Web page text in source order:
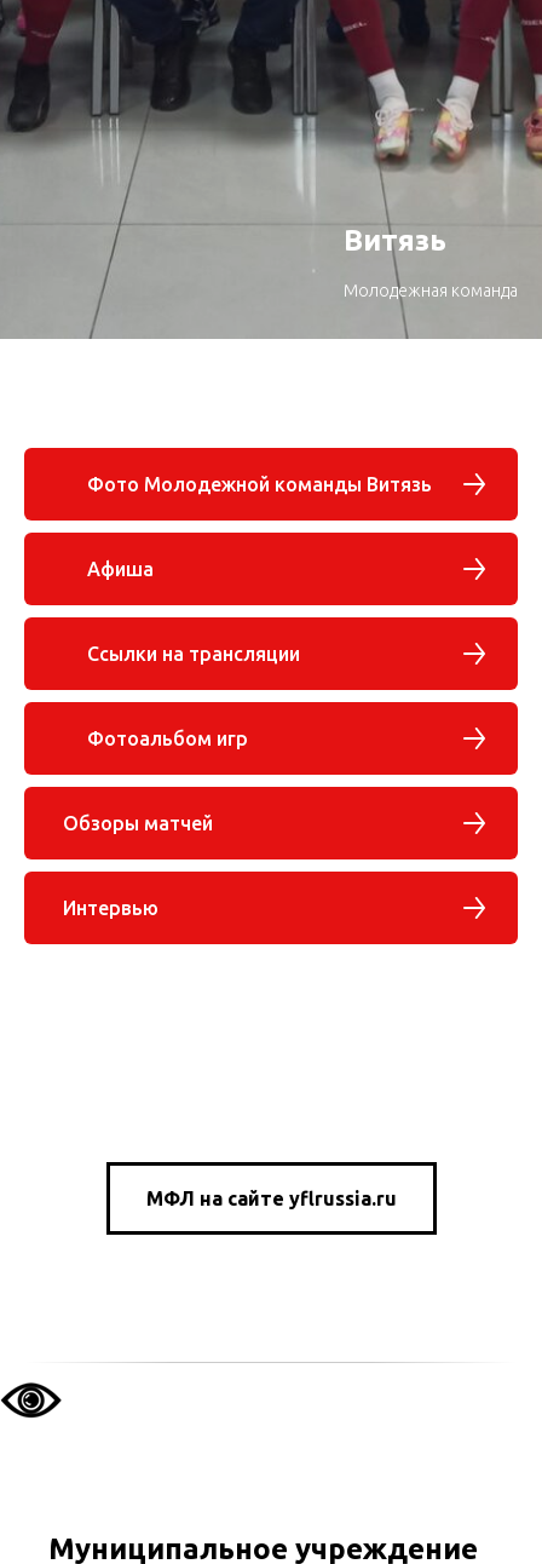
Витязь
Молодежная команда
Фото Молодежной команды Витязь
Афиша
Ссылки на трансляции
Фотоальбом игр
Обзоры матчей
Интервью
МФЛ на сайте yflrussia.ru
Муниципальное учреждение